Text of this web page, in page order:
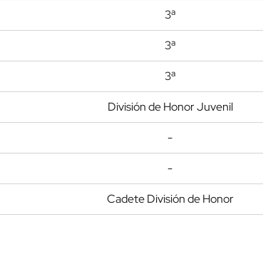
3ª
3ª
3ª
División de Honor Juvenil
-
-
Cadete División de Honor